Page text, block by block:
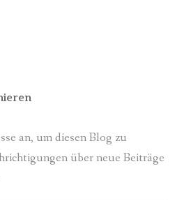
an, um diesen Blog zu
über neue Beiträge